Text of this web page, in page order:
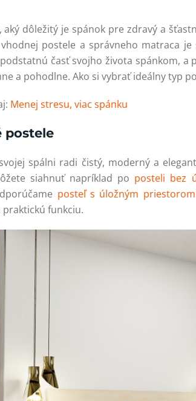
aký dôležitý je spánok pre zdravý a
postele a správneho matraca
časť svojho života spánkom,
a pohodlne. Ako si vybrať ideálny typ
Menej stresu, viac spánku
postele
spálni radi čistý, moderný a
siahnuť napríklad po posteli bez
posteľ s úložným priestorom
praktickú funkciu.